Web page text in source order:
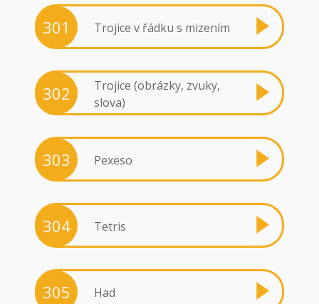
301 Trojice v řádku s mizením
302
Trojice (obrázky, zvuky,
slova)
303 Pexeso
304 Tetris
305 Had